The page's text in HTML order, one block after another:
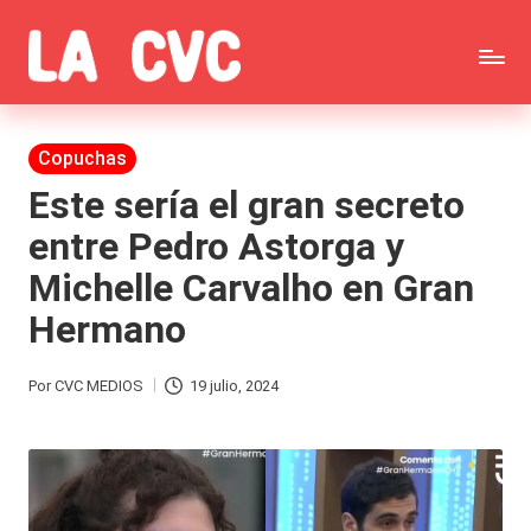
Saltar
al
contenido
C
o
p
u
c
h
a
s
ar
Todas
las
noticias
de
la
farándula,
Brava,
Gran
Publicada
en
Copuchas
Este sería el gran secreto
entre Pedro Astorga y
Michelle Carvalho en Gran
Hermano
Publicado
PorCVC MEDIOS 19 julio, 2024